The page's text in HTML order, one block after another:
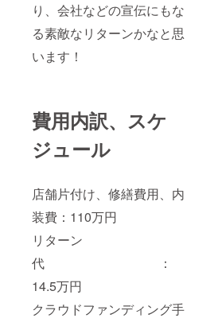
り、会社などの宣伝にもな
る素敵なリターンかなと思
います！
費用内訳、スケ
ジュール
店舗片付け、修繕費用、内
装費：110万円
リターン
代 ：
14.5万円
クラウドファンディング手